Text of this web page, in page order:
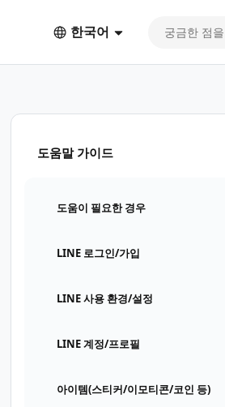
한국어
도움말 가이드
도움이 필요한 경우
LINE 로그인/가입
LINE 사용 환경/설정
LINE 계정/프로필
아이템(스티커/이모티콘/코인 등)